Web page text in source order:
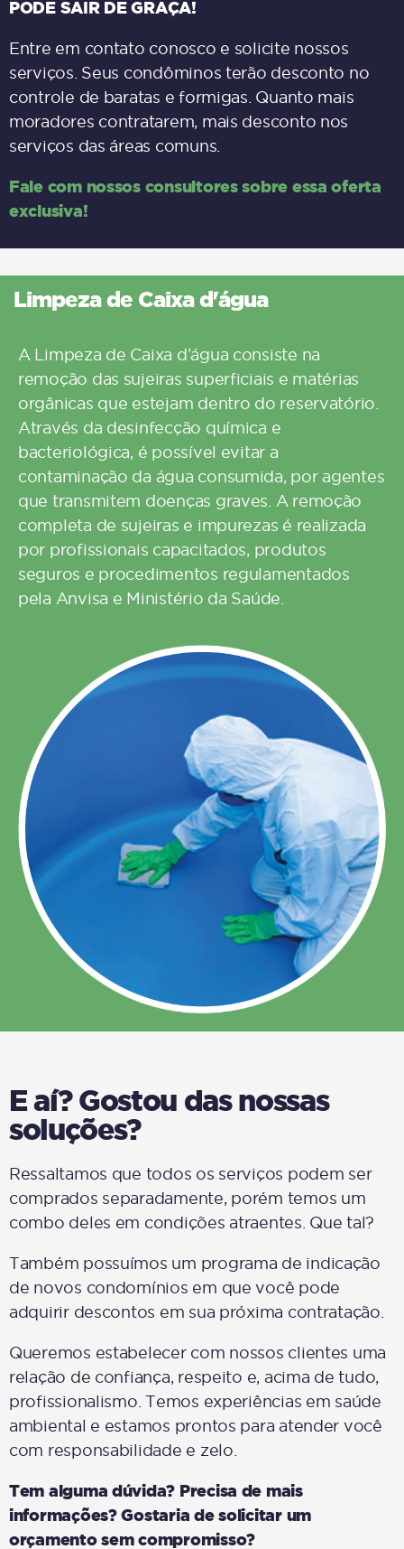
PODE SAIR DE GRAÇA!
Entre em contato conosco e solicite nossos
serviços. Seus condôminos terão desconto no
controle de baratas e formigas. Quanto mais
moradores contratarem, mais desconto nos
serviços das áreas comuns.
Fale com nossos consultores sobre essa oferta
exclusiva!
Limpeza de Caixa d'água
A Limpeza de Caixa d’água consiste na
remoção das sujeiras superficiais e matérias
orgânicas que estejam dentro do reservatório.
Através da desinfecção química e
bacteriológica, é possível evitar a
contaminação da água consumida, por agentes
que transmitem doenças graves. A remoção
completa de sujeiras e impurezas é realizada
por profissionais capacitados, produtos
seguros e procedimentos regulamentados
pela Anvisa e Ministério da Saúde.
E aí? Gostou das nossas
soluções?
Ressaltamos que todos os serviços podem ser
comprados separadamente, porém temos um
combo deles em condições atraentes. Que tal?
Também possuímos um programa de indicação
de novos condomínios em que você pode
adquirir descontos em sua próxima contratação.
Queremos estabelecer com nossos clientes uma
relação de confiança, respeito e, acima de tudo,
profissionalismo. Temos experiências em saúde
ambiental e estamos prontos para atender você
com responsabilidade e zelo.
Tem alguma dúvida? Precisa de mais
informações? Gostaria de solicitar um
orçamento sem compromisso?